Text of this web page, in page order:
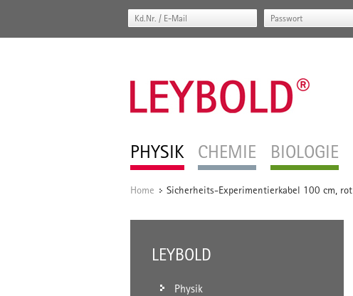
PHYSIK CHEMIE BIOLOGIE
Home / Sicherheits-Experimentierkabel 100 cm, rot
LEYBOLD
Physik